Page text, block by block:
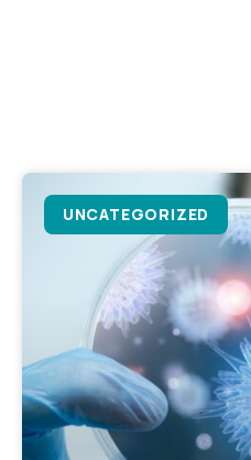
UNCATEGORIZED